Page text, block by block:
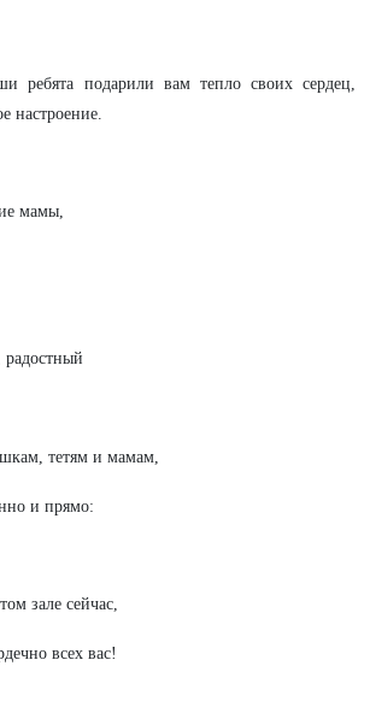
ребята подарили вам тепло своих сердец,
настроение.
мамы,
тетям и мамам,
и прямо:
зале сейчас,
всех вас!